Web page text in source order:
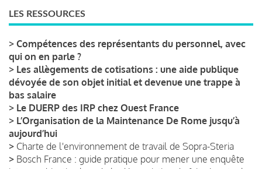
LES RESSOURCES
> Compétences des représentants du personnel, avec
qui on en parle ?
> Les allègements de cotisations : une aide publique
dévoyée de son objet initial et devenue une trappe à
bas salaire
> Le DUERP des IRP chez Ouest France
> L’Organisation de la Maintenance De Rome jusqu’à
aujourd’hui
> Charte de l'environnement de travail de Sopra-Steria
> Bosch France : guide pratique pour mener une enquête